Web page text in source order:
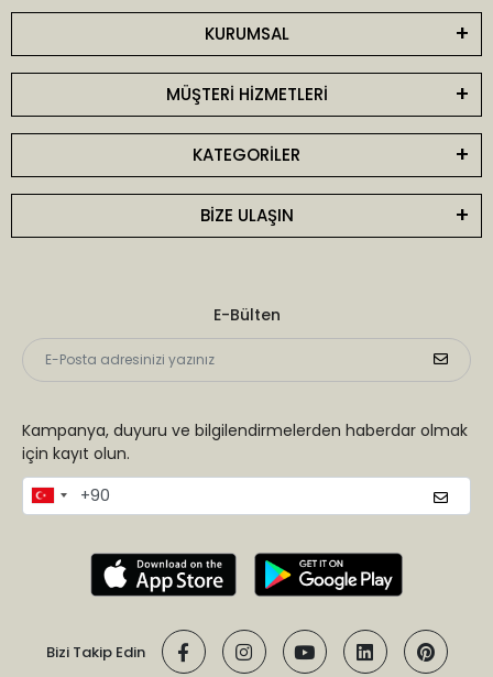
KURUMSAL
MÜŞTERİ HİZMETLERİ
KATEGORİLER
BİZE ULAŞIN
E-Bülten
Kampanya, duyuru ve bilgilendirmelerden haberdar olmak
için kayıt olun.
Bizi Takip Edin